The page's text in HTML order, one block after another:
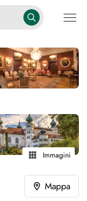
Immagini
Mappa